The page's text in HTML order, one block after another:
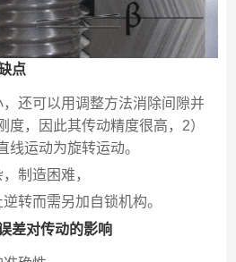
点
还可以用调整方法消除间隙并
度，因此其传动精度很高，2）
线运动为旋转运动。
制造困难，
转而需另加自锁机构。
差对传动的影响